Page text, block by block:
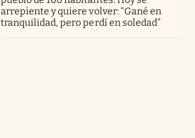
arrepiente y quiere volver: “Gané en
tranquilidad, pero perdí en soledad”